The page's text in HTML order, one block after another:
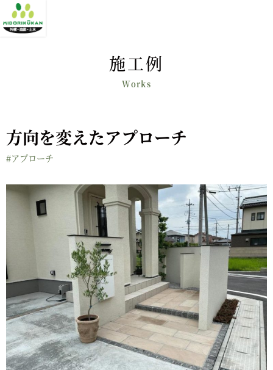
施工例
方向を変えたアプローチ
#アプローチ